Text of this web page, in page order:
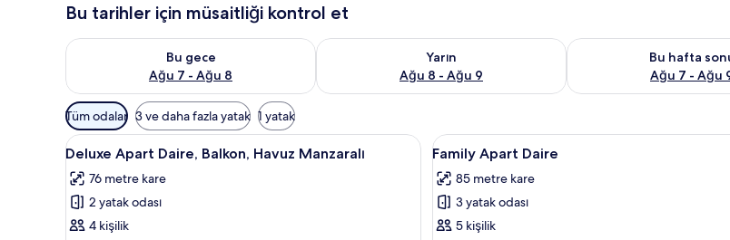
Bu tarihler için müsaitliği kontrol et
Bu gece
Ağu 7 - Ağu 8
Bu gece için müsaitliği kontrol et Ağu 7 - Ağu 8
Yarın
Ağu 8 - Ağu 9
Yarın için müsaitliği kontrol et Ağu 8 - Ağu 9
Bu hafta
Ağu 7 - Ağu
Bu hafta sonu için
Odalar
için
mevcut
filtreler
Tüm odalar 3 ve daha fazla yatak 1 yatak
Deluxe
Apart
Daire,
Balkon,
Havuz
Masa, ütü/ütü masası, beşik/çocuk yatağı, portatif/ilave yatak
13
Deluxe Apart Daire, Balkon, Havuz Manzaralı
76 metre kare
2 yatak odası
4 kişilik
Family
Apart
Daire
için
tüm
Family Apart Daire |
13
Family Apart Daire
85 metre kare
3 yatak odası
5 kişilik